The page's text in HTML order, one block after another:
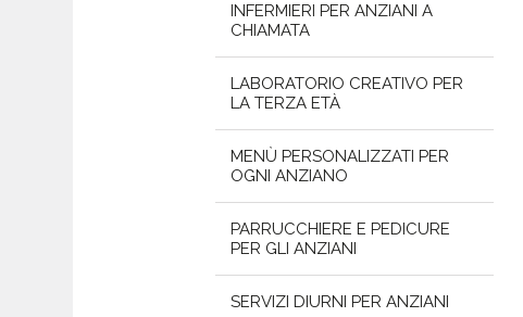
INFERMIERI PER ANZIANI A
CHIAMATA
LABORATORIO CREATIVO PER
LA TERZA ETÀ
MENÙ PERSONALIZZATI PER
OGNI ANZIANO
PARRUCCHIERE E PEDICURE
PER GLI ANZIANI
SERVIZI DIURNI PER ANZIANI